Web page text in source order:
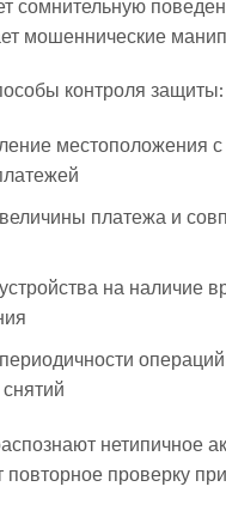
мошеннические
контроля защиты:
местоположения с
платежа и
на наличие
нетипичное
повторное проверку